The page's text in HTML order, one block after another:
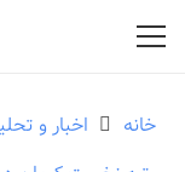
خانه
اخبار و